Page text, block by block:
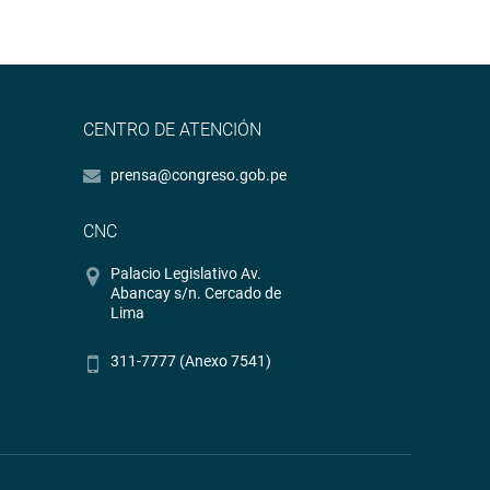
CENTRO DE ATENCIÓN
prensa@congreso.gob.pe
CNC
Palacio Legislativo Av.
Abancay s/n. Cercado de
Lima
311-7777 (Anexo 7541)